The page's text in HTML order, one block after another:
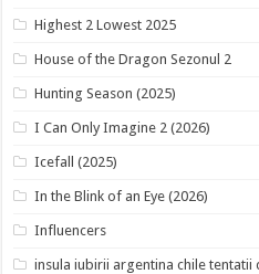
Highest 2 Lowest 2025
House of the Dragon Sezonul 2
Hunting Season (2025)
I Can Only Imagine 2 (2026)
Icefall (2025)
In the Blink of an Eye (2026)
Influencers
insula iubirii argentina chile tentatii